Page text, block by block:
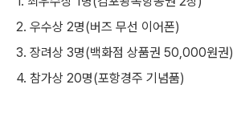
2. 우수상 2명(버즈 무선 이어폰)
3. 장려상 3명(백화점 상품권 50,000원권)
4. 참가상 20명(포항경주 기념품)